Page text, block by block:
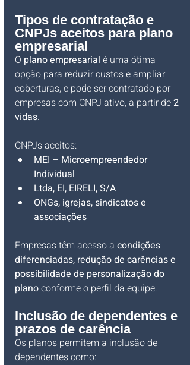
Tipos de contratação e
CNPJs aceitos para plano
empresarial
O plano empresarial é uma ótima
opção para reduzir custos e ampliar
coberturas, e pode ser contratado por
empresas com CNPJ ativo, a partir de 2
vidas.
CNPJs aceitos:
MEI – Microempreendedor
Individual
Ltda, EI, EIRELI, S/A
ONGs, igrejas, sindicatos e
associações
Empresas têm acesso a condições
diferenciadas, redução de carências e
possibilidade de personalização do
plano conforme o perfil da equipe.
Inclusão de dependentes e
prazos de carência
Os planos permitem a inclusão de
dependentes como: